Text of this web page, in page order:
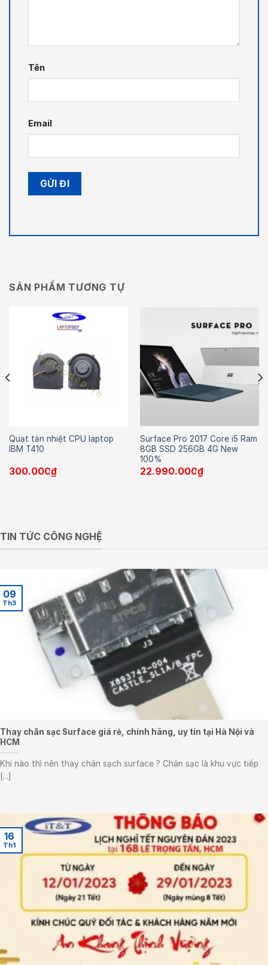
Tên
Email
SẢN PHẨM TƯƠNG TỰ
Quạt tản nhiệt CPU laptop
IBM T410
300.000₫
Surface Pro 2017 Core i5 Ram
8GB SSD 256GB 4G New
100%
22.990.000₫
TIN TỨC CÔNG NGHỆ
Thay chân sạc Surface giá rẻ, chính hãng, uy tín tại Hà Nội và
HCM
Khi nào thì nên thay chân sạch surface ? Chân sạc là khu vực tiếp
[...]
09
Th3
16
Th1